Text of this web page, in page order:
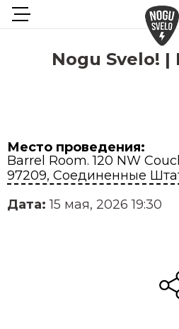
Nogu Svelo!
Место проведения:
Barrel Room. 120 NW
97209, Соединенные
Дата: 15 мая, 2026 19:30